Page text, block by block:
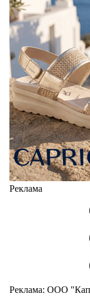
Реклама
Реклама: ООО